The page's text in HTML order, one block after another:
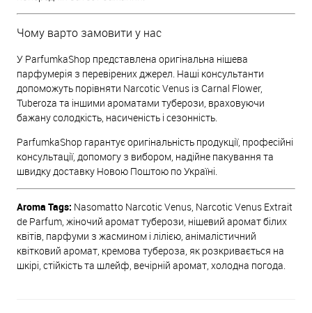
Чому варто замовити у нас
У ParfumkaShop представлена оригінальна нішева
парфумерія з перевірених джерел. Наші консультанти
допоможуть порівняти Narcotic Venus із Carnal Flower,
Tuberoza та іншими ароматами туберози, враховуючи
бажану солодкість, насиченість і сезонність.
ParfumkaShop гарантує оригінальність продукції, професійні
консультації, допомогу з вибором, надійне пакування та
швидку доставку Новою Поштою по Україні.
Aroma Tags: Nasomatto Narcotic Venus, Narcotic Venus Extrait
de Parfum, жіночий аромат туберози, нішевий аромат білих
квітів, парфуми з жасмином і лілією, анімалістичний
квітковий аромат, кремова тубероза, як розкривається на
шкірі, стійкість та шлейф, вечірній аромат, холодна погода.